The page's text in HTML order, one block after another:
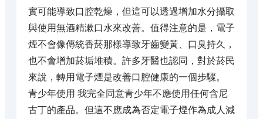
實可能導致口腔乾燥，但這可以透過增加水分攝取
與使用無酒精漱口水來改善。值得注意的是，電子
煙不會像傳統香菸那樣導致牙齒變黃、口臭持久，
也不會增加菸垢堆積。許多牙醫也認同，對於菸民
來說，轉用電子煙是改善口腔健康的一個步驟。
青少年使用 我完全同意青少年不應使用任何含尼
古丁的產品。但這不應成為否定電子煙作為成人減